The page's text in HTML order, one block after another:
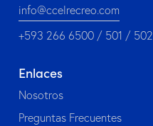
info@ccelrecreo.com
+593 266 6500 / 501 / 502
Enlaces
Nosotros
Preguntas Frecuentes